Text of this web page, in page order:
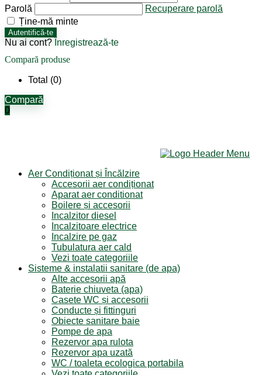
Parolă
Recuperare parolă
Ține-mă minte
Autentifică-te
Nu ai cont? Înregistrează-te
Compară produse
Total (0)
Compară
0
Aer Condiționat și Încălzire
Accesorii aer condiționat
Aparat aer conditionat
Boilere și accesorii
Incalzitor diesel
Incalzitoare electrice
Incalzire pe gaz
Tubulatura aer cald
Vezi toate categoriile
Sisteme & instalatii sanitare (de apa)
Alte accesorii apă
Baterie chiuveta (apa)
Casete WC și accesorii
Conducte și fittinguri
Obiecte sanitare baie
Pompe de apa
Rezervor apa rulota
Rezervor apa uzată
WC / toaleta ecologica portabila